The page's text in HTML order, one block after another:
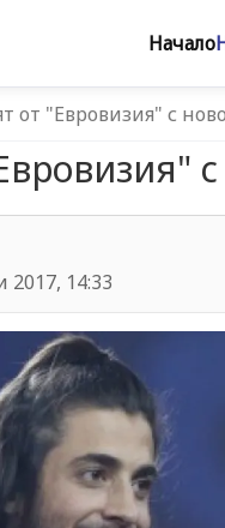
Начало
от "Евровизия" с
14:33